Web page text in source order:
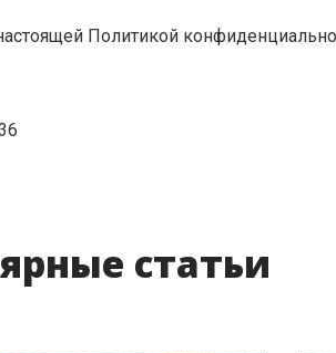
Политикой
статьи